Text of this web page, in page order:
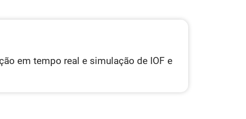
em tempo real e simulação de IOF e